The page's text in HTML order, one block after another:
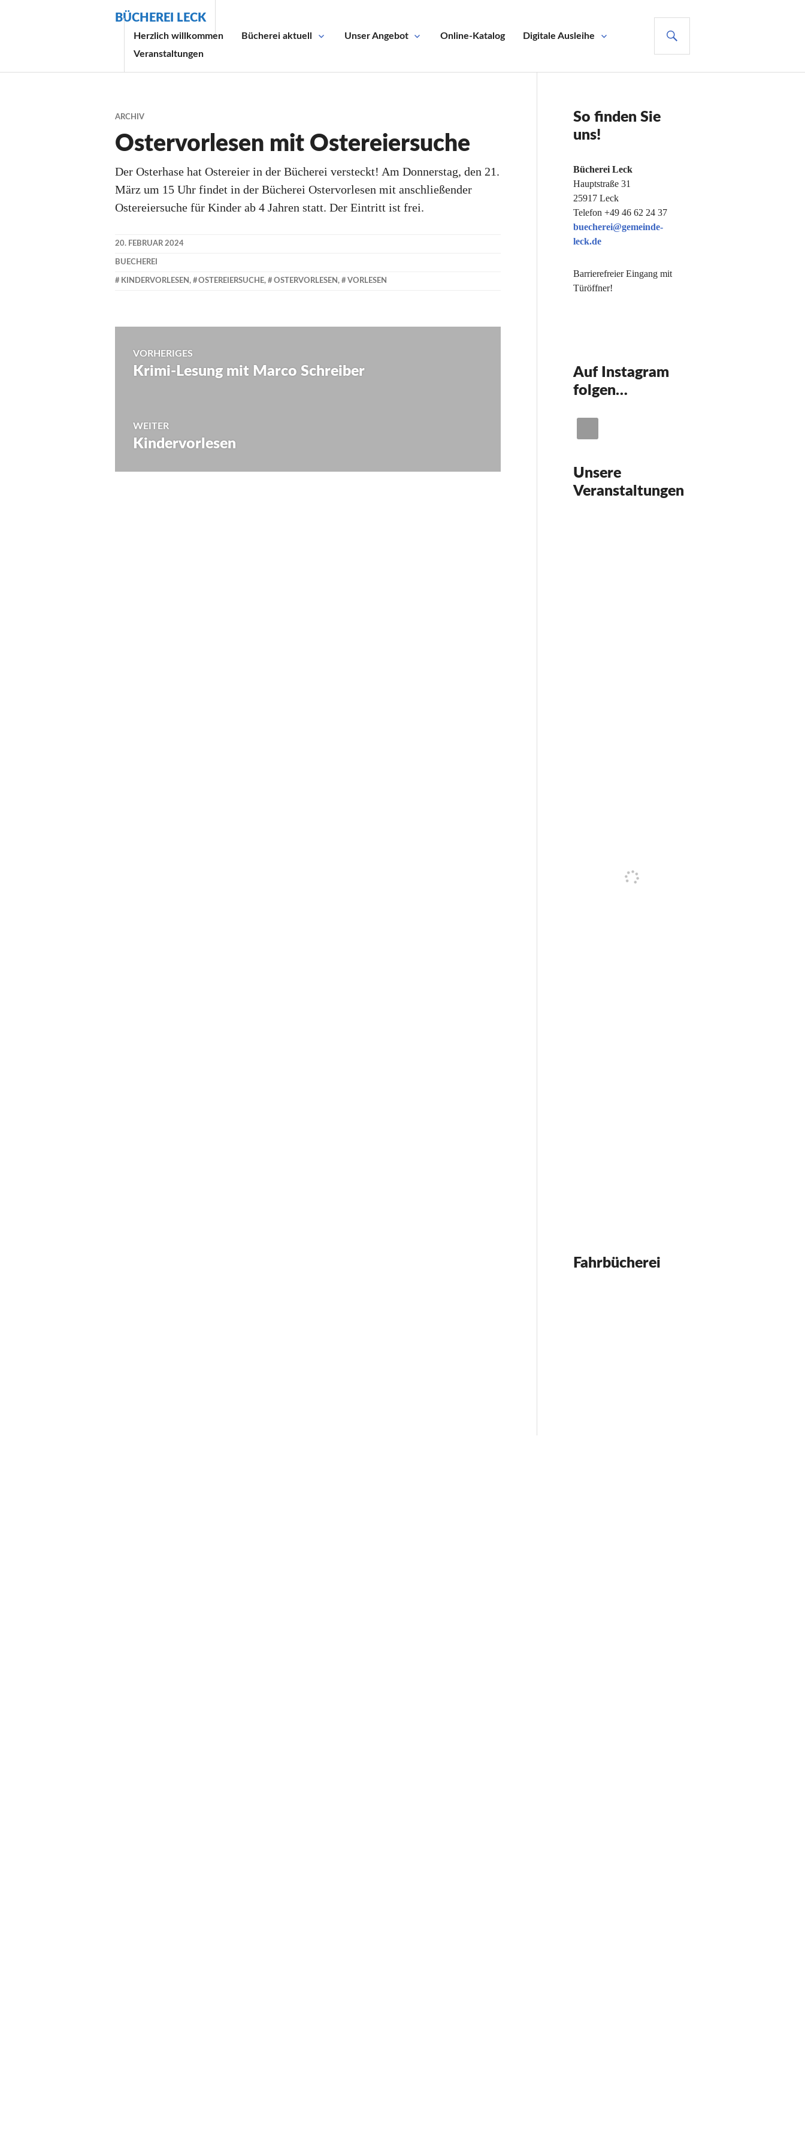
BÜCHEREI LECK
Herzlich willkommen Bücherei aktuell Unser Angebot Online-Katalog
Digitale Ausleihe
Veranstaltungen
ARCHIV
Ostervorlesen mit Ostereiersuche
Der Osterhase hat Ostereier in der Bücherei versteckt! Am Donnerstag, den 21.
März um 15 Uhr findet in der Bücherei Ostervorlesen mit anschließender
Ostereiersuche für Kinder ab 4 Jahren statt. Der Eintritt ist frei.
20. FEBRUAR 2024
BUECHEREI
KINDERVORLESEN, OSTEREIERSUCHE, OSTERVORLESEN, VORLESEN
Beitragsnavigation
VORHERIGES
Vorheriger
Krimi-Lesung mit Marco Schreiber
WEITER
Nächster
Kindervorlesen
So finden Sie
uns!
Bücherei Leck
Hauptstraße 31
25917 Leck
Telefon +49 46 62 24 37
buecherei@gemeinde-
leck.de
Barrierefreier Eingang mit
Türöffner!
Auf Instagram
folgen…
Unsere
Veranstaltungen
Fahrbücherei